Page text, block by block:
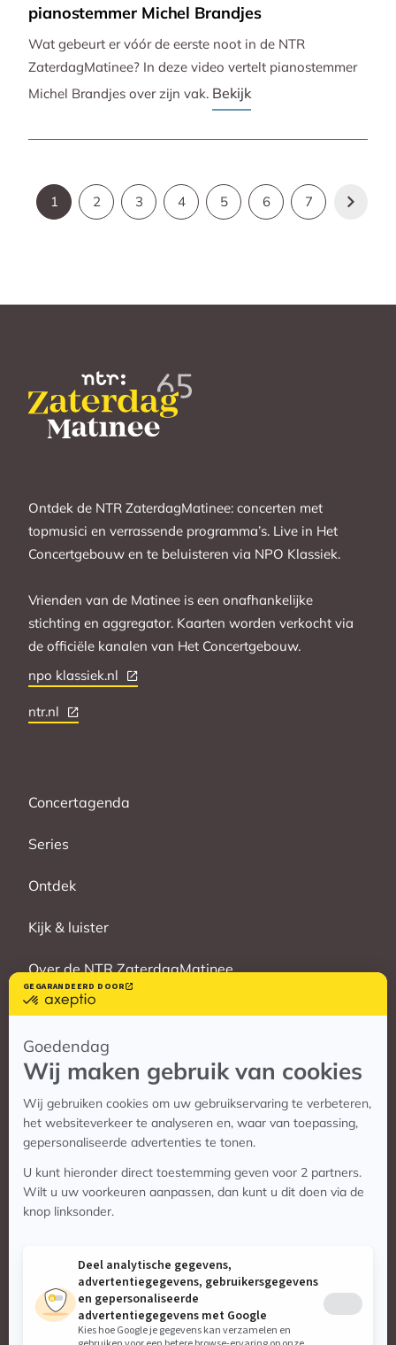
pianostemmer Michel Brandjes
Wat gebeurt er vóór de eerste noot in de NTR
ZaterdagMatinee? In deze video vertelt pianostemmer
Michel Brandjes over zijn vak. Bekijk
1 2 3 4 5 6 7
Ontdek de NTR ZaterdagMatinee: concerten met
topmusici en verrassende programma’s. Live in Het
Concertgebouw en te beluisteren via NPO Klassiek.
Vrienden van de Matinee is een onafhankelijke
stichting en aggregator. Kaarten worden verkocht via
de officiële kanalen van Het Concertgebouw.
npo klassiek.nl
ntr.nl
Concertagenda
Series
Ontdek
Kijk & luister
Over de NTR ZaterdagMatinee
Vrienden
Veelgestelde vragen
Contact
Contact
Vragen? Bekijk de contactpagina
Stuur ons een e-mail:
info@zaterdagmatinee.nl